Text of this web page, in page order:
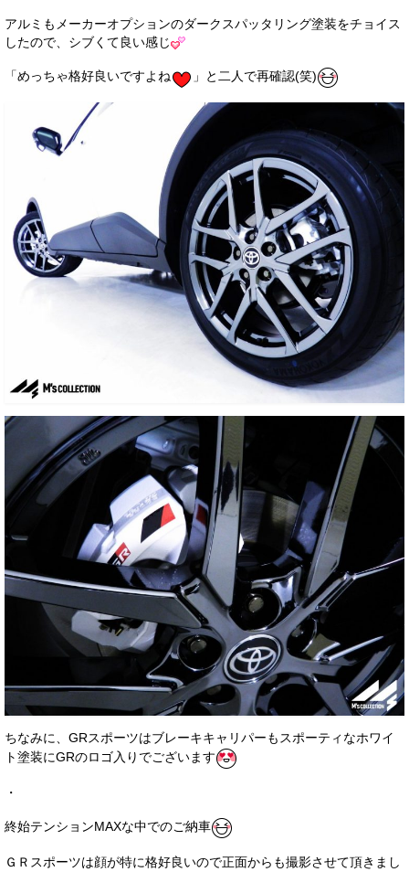
アルミもメーカーオプションのダークスパッタリング塗装をチョイス
したので、シブくて良い感じ
「めっちゃ格好良いですよね 」と二人で再確認(笑)
ちなみに、GRスポーツはブレーキキャリパーもスポーティなホワイ
ト塗装にGRのロゴ入りでございます
・
終始テンションMAXな中でのご納車
ＧＲスポーツは顔が特に格好良いので正面からも撮影させて頂きまし